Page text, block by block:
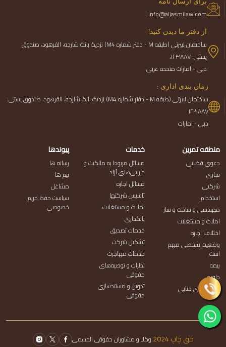
info@aljasmilaw.com
از دفتر ما دیدن کنید!
ساختمان لیبرتی (طبقه M - دفتر شماره M4) نزدیک بانک شارجه، القرهود، صندوق
پستی: ۱۲۳۸۸۷،
دبی - امارات متحده عربی
زمان بندی اداری :
ساختمان لیبرتی (طبقه M - دفتر شماره M4) نزدیک بانک شارجه، القرهود، صندوق پستی:
۱۲۳۸۸۷
دبی - امارات
منطقه تمرین
دعوی قضایی
تجاری
شرکتی
استخدام
مهندسی و ساخت و ساز
املاک و مستغلات
اختلاف اجاره
وضعیت شخصی مهم
است
بیمه
داوری
پرونده های جنایی
خدمات
مسائل مربوط به مالکیت و
دارایی‌های آزاد
مسائل اجاره
تاسیس شرکتها
املاک و مستغلات
بانکداری
خدمات تصدیق
تشکیل شرکت
خدمات مهاجرت
نظرات و توصیه‌های
حقوقی
تدوین و مستندسازی
حقوقی
پیوندها
رسانه ها
تیم ها
مشاغل
سیاست حفظ حریم
خصوصی
حق چاپ 2024 وکلا و مشاوران حقوقی الجسمی